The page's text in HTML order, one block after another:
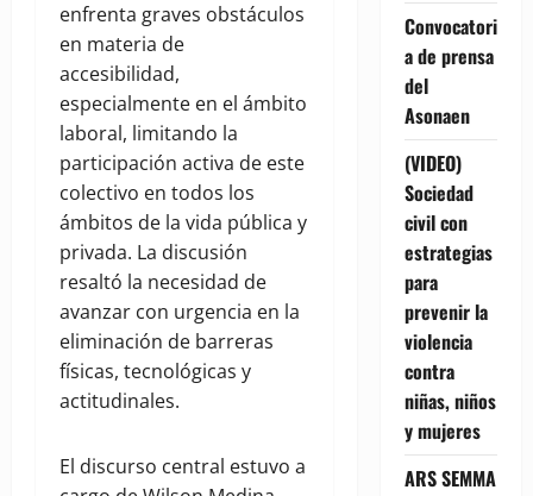
enfrenta graves obstáculos
en materia de
accesibilidad,
especialmente en el ámbito
laboral, limitando la
participación activa de este
colectivo en todos los
ámbitos de la vida pública y
privada. La discusión
resaltó la necesidad de
avanzar con urgencia en la
eliminación de barreras
físicas, tecnológicas y
actitudinales.
El discurso central estuvo a
Convocatori
a de prensa
del
Asonaen
(VIDEO)
Sociedad
civil con
estrategias
para
prevenir la
violencia
contra
niñas, niños
y mujeres
ARS SEMMA